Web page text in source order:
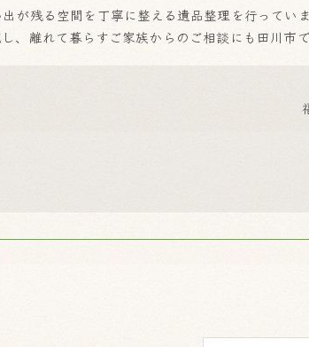
が残る空間を丁寧に整える遺品整理を行ってい
、離れて暮らすご家族からのご相談にも田川市で